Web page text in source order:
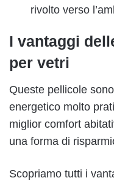
rivolto verso
I vantaggi
per vetri
Queste pellicole
energetico molto
miglior comfort
una forma di
Scopriamo tutti i